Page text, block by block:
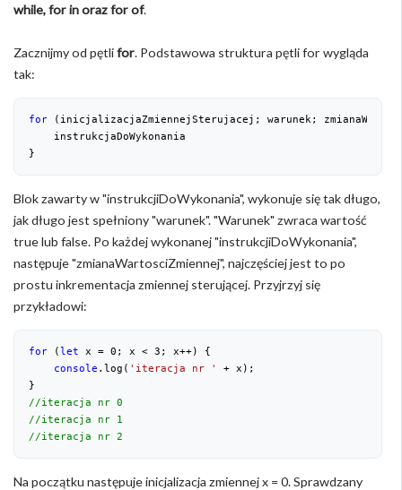
while, for in oraz for of.
Zacznijmy od pętlifor. Podstawowa struktura pętli for wygląda
tak:
for (inicjalizacjaZmiennejSterujacej; warunek;
    instrukcjaDoWykonania
}
Blok zawarty w "instrukcjiDoWykonania", wykonuje się tak długo,
jak długo jest spełniony "warunek". "Warunek" zwraca wartość
true lub false. Po każdej wykonanej "instrukcjiDoWykonania",
następuje "zmianaWartosciZmiennej", najczęściej jest to po
prostu inkrementacja zmiennej sterującej. Przyjrzyj się
przykładowi:
for (let x = 0 ; x < 3 ; x++) {
console .log( 'iteracja nr '
+ x);
//iteracja nr 0
//iteracja nr 1
//iteracja nr 2
Na początku następuje inicjalizacja zmiennej x = 0. Sprawdzany